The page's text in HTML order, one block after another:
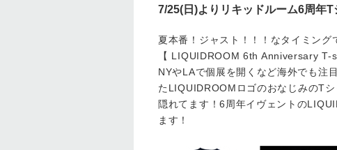
7/25(日)よりリキッドルーム6周年
夏本番！ジャスト！！！なタイミン
【 LIQUIDROOM 6th Anniversary T-
NYやLAで個展を開くなど海外でも注
たLIQUIDROOMロゴのおなじみのT
隠れてます！6周年イヴェントの
ます！